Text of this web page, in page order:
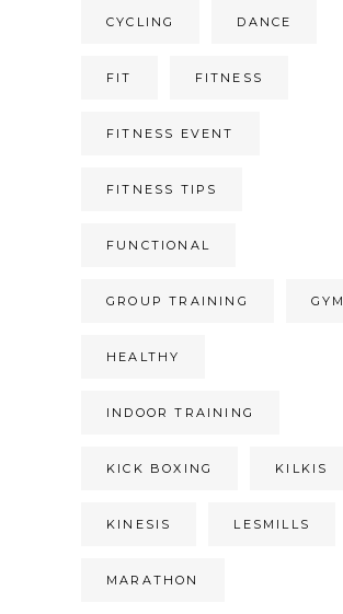
CYCLING DANCE
FIT FITNESS
FITNESS EVENT
FITNESS TIPS
FUNCTIONAL
GROUP TRAINING GYM
HEALTHY
INDOOR TRAINING
KICK BOXING KILKIS
KINESIS LESMILLS
MARATHON